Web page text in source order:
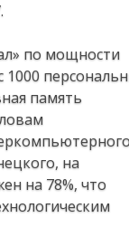
по мощности
память
на
на 78%, что